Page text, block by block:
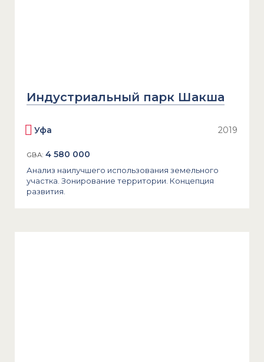
Индустриальный парк Шакша
Уфа 2019
GBA: 4 580 000
Анализ наилучшего использования земельного
участка. Зонирование территории. Концепция
развития.